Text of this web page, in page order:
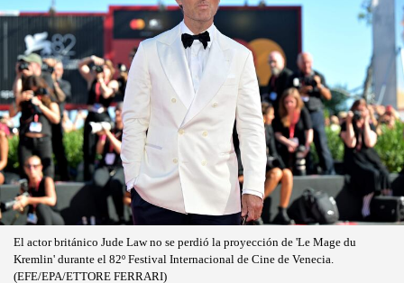
El actor británico Jude Law no se perdió la proyección de 'Le Mage du
Kremlin' durante el 82º Festival Internacional de Cine de Venecia.
(EFE/EPA/ETTORE FERRARI)